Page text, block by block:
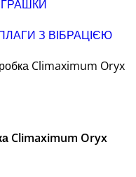
З ВІБРАЦІЄЮ
Climaximum Oryx
Climaximum Oryx